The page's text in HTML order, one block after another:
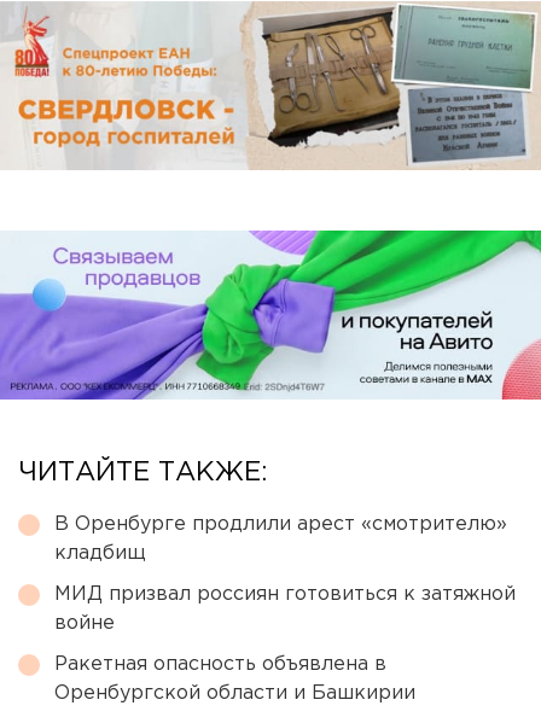
ЧИТАЙТЕ ТАКЖЕ:
В Оренбурге продлили арест «смотрителю»
кладбищ
МИД призвал россиян готовиться к затяжной
войне
Ракетная опасность объявлена в
Оренбургской области и Башкирии